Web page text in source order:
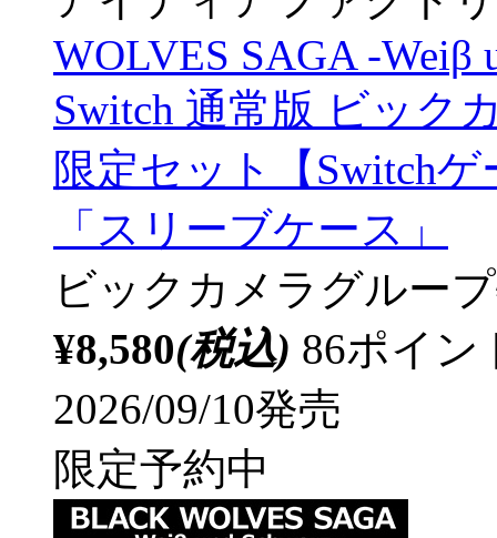
WOLVES SAGA -Weiβ
Switch 通常版 ビック
限定セット【Switch
「スリーブケース」
ビックカメラグルー
¥8,580(税込) 86ポイ
2026/09/10発売
限定予約中